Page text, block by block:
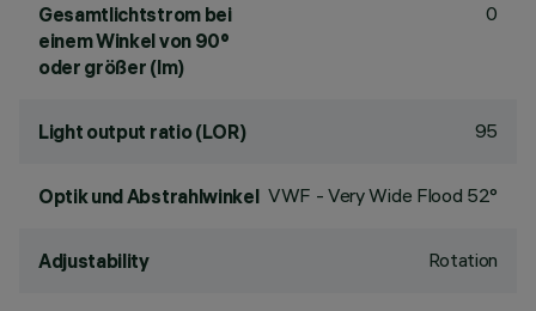
Gesamtlichtstrom bei
einem Winkel von 90°
oder größer (lm)
0
Light output ratio (LOR) 95
Optik und Abstrahlwinkel VWF - Very Wide Flood 52°
Adjustability Rotation